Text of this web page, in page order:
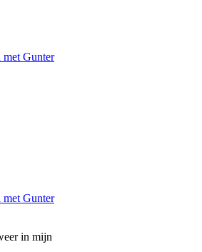
met Gunter
met Gunter
in mijn